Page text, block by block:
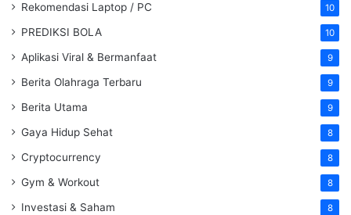
Rekomendasi Laptop / PC 10
PREDIKSI BOLA 10
Aplikasi Viral & Bermanfaat 9
Berita Olahraga Terbaru 9
Berita Utama 9
Gaya Hidup Sehat 8
Cryptocurrency 8
Gym & Workout 8
Investasi & Saham 8